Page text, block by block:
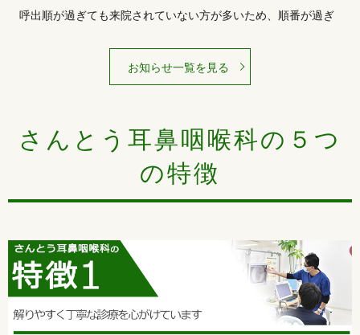
呼出順が過ぎても来院されていない方が多いため、順番が過ぎ
ご理解の程宜しくお願いします。
当院からのお知らせ
予約番号1番から5番の方は診察開始時間の10分前にはお越しく
お呼びした時にいらっしゃられない場合、順番がお待ちしてい
2021/01/19
初診の方のご予約がとれるようになりました！
初診の方はカルテの作成などでお時間がかかるため診察終了時
お知らせ一覧を見る
さんとう耳鼻咽喉科の５つ
の特徴